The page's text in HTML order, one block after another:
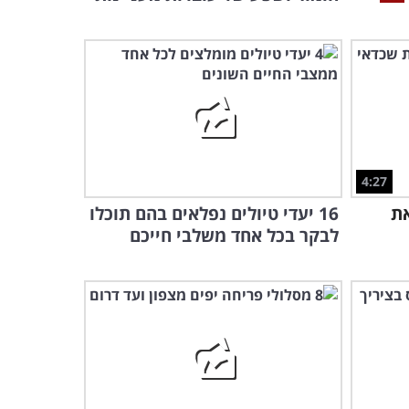
4:27
16 יעדי טיולים נפלאים בהם תוכלו
לבקר בכל אחד משלבי חייכם